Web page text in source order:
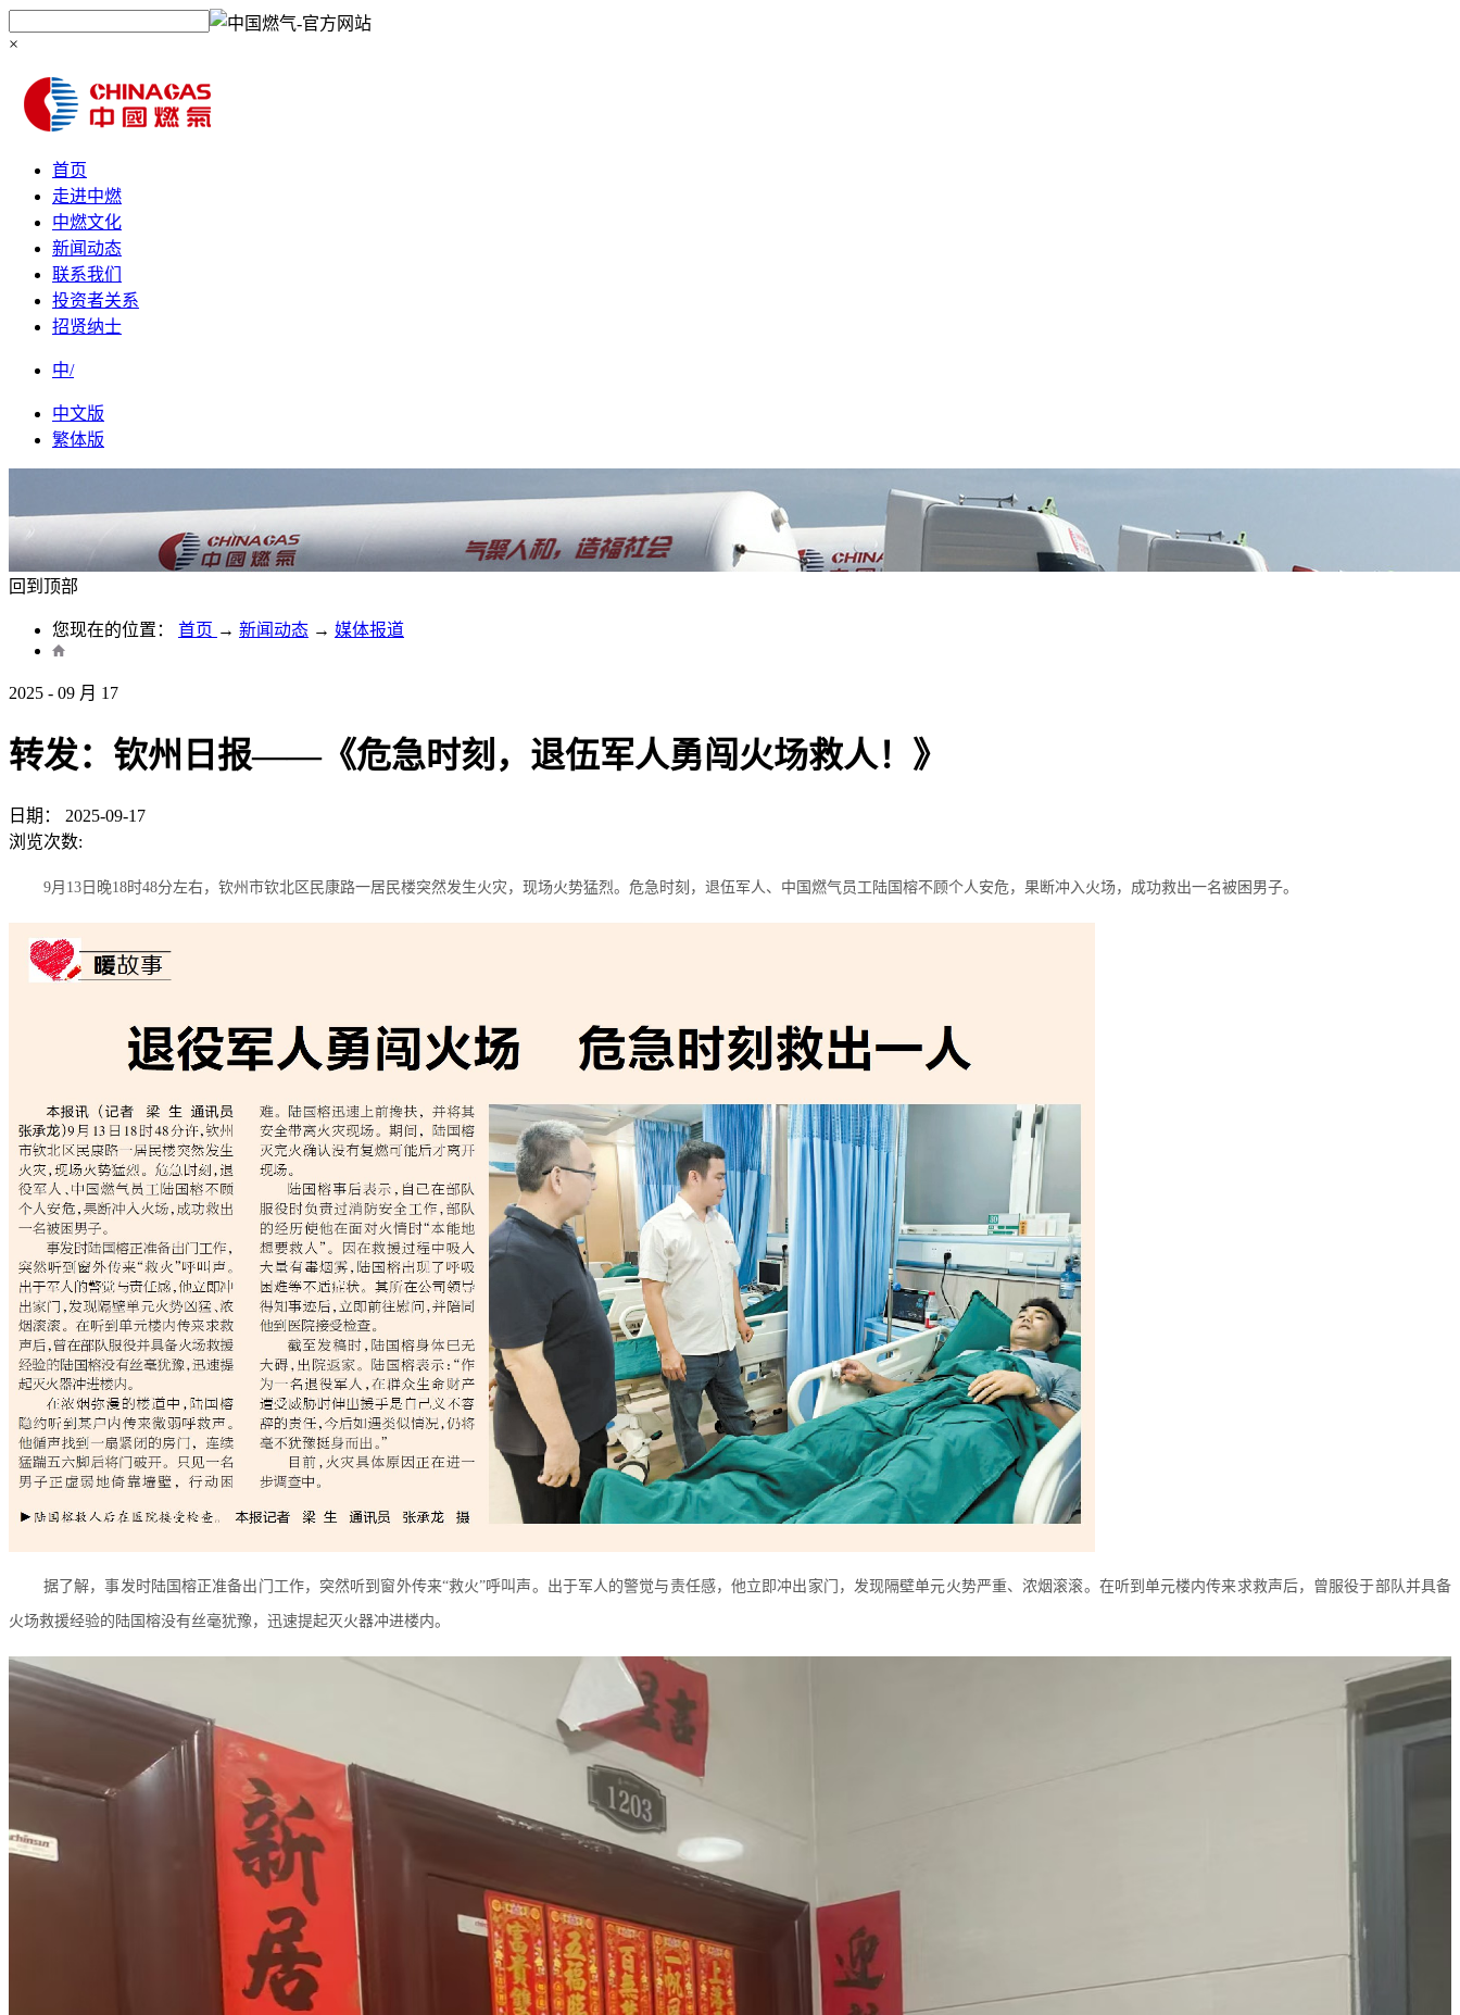
×
首页
走进中燃
中燃文化
新闻动态
联系我们
投资者关系
招贤纳士
中/
中文版
繁体版
回到顶部
您现在的位置： 首页 → 新闻动态 → 媒体报道
2025 - 09 月 17
转发：钦州日报——《危急时刻，退伍军人勇闯火场救人！》
日期：
2025-09-17
浏览次数:
9月13日晚18时48分左右，钦州市钦北区民康路一居民楼突然发生火灾，现场火势猛烈。危急时刻，退伍军人、中国燃气员工陆国榕不顾个人安危，果断冲入火场，成功救出一名被困男子。
据了解，事发时陆国榕正准备出门工作，突然听到窗外传来“救火”呼叫声。出于军人的警觉与责任感，他立即冲出家门，发现隔壁单元火势严重、浓烟滚滚。在听到单元楼内传来求救声后，曾服役于部队并具备
火场救援经验的陆国榕没有丝毫犹豫，迅速提起灭火器冲进楼内。